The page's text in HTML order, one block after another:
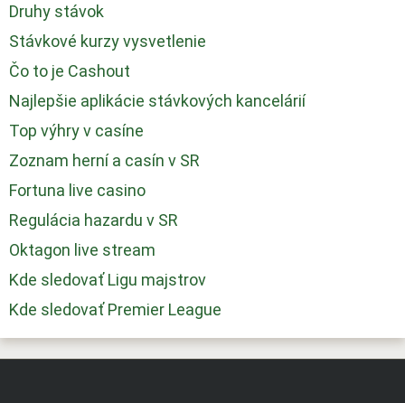
Druhy stávok
Stávkové kurzy vysvetlenie
Čo to je Cashout
Najlepšie aplikácie stávkových kancelárií
Top výhry v casíne
Zoznam herní a casín v SR
Fortuna live casino
Regulácia hazardu v SR
Oktagon live stream
Kde sledovať Ligu majstrov
Kde sledovať Premier League